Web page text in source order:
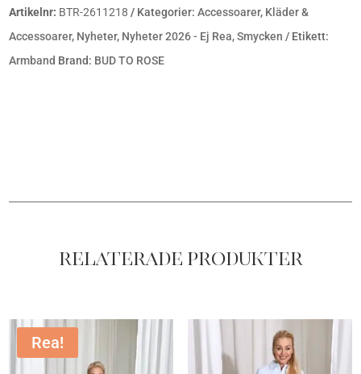
Artikelnr: BTR-2611218 Kategorier:Accessoarer, Kläder &
Accessoarer, Nyheter, Nyheter 2026 - Ej Rea,Smycken
Etikett:
Armband Brand: BUD TO ROSE
Relaterade produkter
Rea!